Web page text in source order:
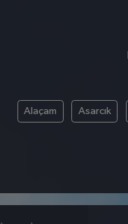
Alaçam Asarcık